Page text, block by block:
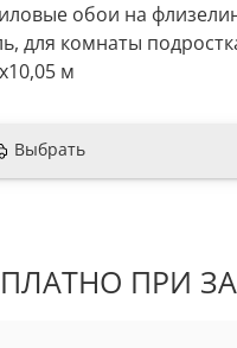
обои на
для комнаты
м
Выбрать
ПРИ